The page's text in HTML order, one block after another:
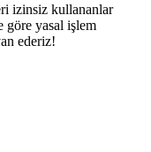
izinsiz kullananlar
göre yasal işlem
ederiz!